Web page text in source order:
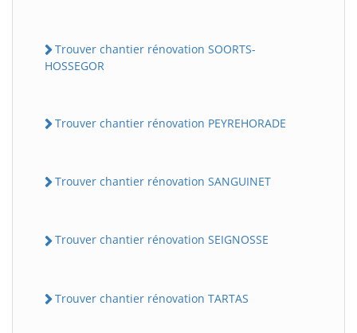
Trouver chantier rénovation SOORTS-
HOSSEGOR
Trouver chantier rénovation PEYREHORADE
Trouver chantier rénovation SANGUINET
Trouver chantier rénovation SEIGNOSSE
Trouver chantier rénovation TARTAS